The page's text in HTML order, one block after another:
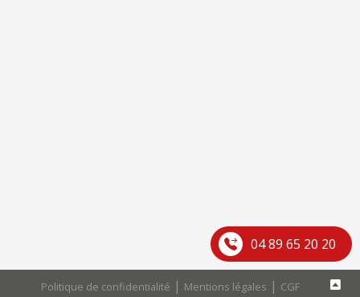
04 89 65 20 20
Politique de confidentialité | Mentions légales | CGF